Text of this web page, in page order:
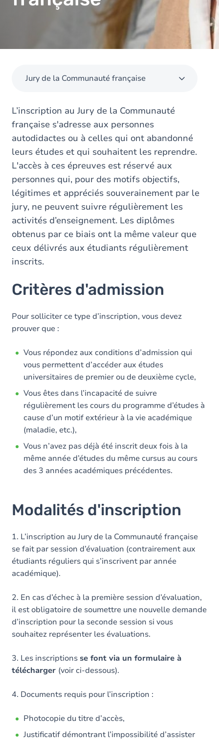
Jury de la Communauté française
L’inscription au Jury de la Communauté
française s'adresse aux personnes
autodidactes ou à celles qui ont abandonné
leurs études et qui souhaitent les reprendre.
L'accès à ces épreuves est réservé aux
personnes qui, pour des motifs objectifs,
légitimes et appréciés souverainement par le
jury, ne peuvent suivre régulièrement les
activités d’enseignement. Les diplômes
obtenus par ce biais ont la même valeur que
ceux délivrés aux étudiants régulièrement
inscrits.
Critères d'admission
Pour solliciter ce type d’inscription, vous devez
prouver que :
Vous répondez aux conditions d’admission qui
vous permettent d’accéder aux études
universitaires de premier ou de deuxième cycle,
Vous êtes dans l’incapacité de suivre
régulièrement les cours du programme d’études à
cause d’un motif extérieur à la vie académique
(maladie, etc.),
Vous n’avez pas déjà été inscrit deux fois à la
même année d’études du même cursus au cours
des 3 années académiques précédentes.
Modalités d'inscription
1. L’inscription au Jury de la Communauté française
se fait par session d’évaluation (contrairement aux
étudiants réguliers qui s’inscrivent par année
académique).
2. En cas d’échec à la première session d’évaluation,
il est obligatoire de soumettre une nouvelle demande
d’inscription pour la seconde session si vous
souhaitez représenter les évaluations.
3. Les inscriptions se font via un formulaire à
télécharger (voir ci-dessous).
4. Documents requis pour l’inscription :
Photocopie du titre d’accès,
Justificatif démontrant l’impossibilité d’assister